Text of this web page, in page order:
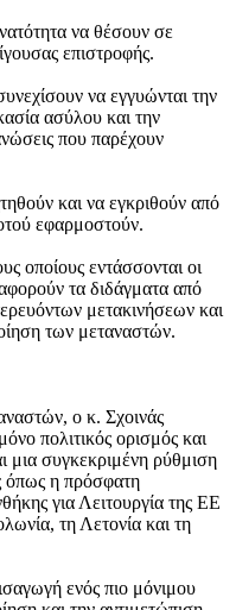
να θέσουν σε
επιστροφής.
να εγγυώνται την
ασύλου και την
που παρέχουν
και να εγκριθούν από
εφαρμοστούν.
οποίους εντάσσονται οι
τα διδάγματα από
μετακινήσεων και
των μεταναστών.
ο κ. Σχοινάς
πολιτικός ορισμός και
μια συγκεκριμένη ρύθμιση
όπως η πρόσφατη
για Λειτουργία της ΕΕ
τη Λετονία και τη
ενός πιο μόνιμου